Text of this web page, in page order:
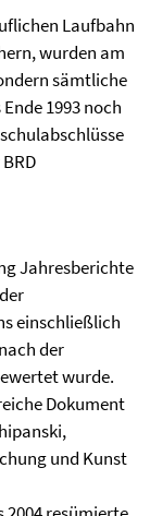
Laufbahn
wurden am
sämtliche
1993 noch
Jahresberichte
einschließlich
der
wurde.
Dokument
und Kunst